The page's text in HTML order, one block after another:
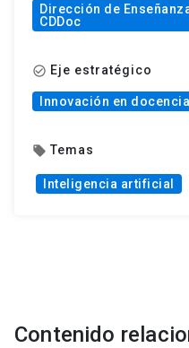
Dirección de
CDDoc
check_circle_outline Eje estratégico
Innovación en docencia
local_offer Temas
Inteligencia artificial
Contenido